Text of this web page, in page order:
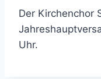
Der Kirchenchor
Uhr.